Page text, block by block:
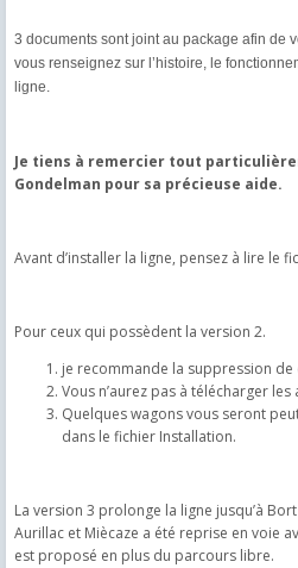
3 documents sont joint au package afin de
vous renseignez sur l’histoire, le
ligne.
Je tiens à remercier tout
Gondelman pour sa précieuse aide.
Avant d’installer la ligne, pensez à lire le
Pour ceux qui possèdent la version 2.
je recommande la suppression de
Vous n’aurez pas à télécharger les
Quelques wagons vous seront
dans le fichier Installation.
La version 3 prolonge la ligne jusqu’à
Aurillac et Miècaze a été reprise en voie
est proposé en plus du parcours libre.